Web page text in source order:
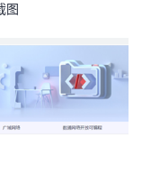
图